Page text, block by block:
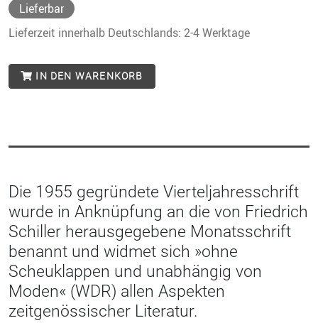
Lieferbar
Lieferzeit innerhalb Deutschlands: 2-4 Werktage
IN DEN WARENKORB
Die 1955 gegründete Vierteljahresschrift
wurde in Anknüpfung an die von Friedrich
Schiller herausgegebene Monatsschrift
benannt und widmet sich »ohne
Scheuklappen und unabhängig von
Moden« (WDR) allen Aspekten
zeitgenössischer Literatur.